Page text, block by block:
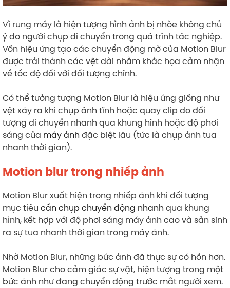
Vì rung máy là hiện tượng hình ảnh bị nhòe không chủ
ý do người chụp di chuyển trong quá trình tác nghiệp.
Vốn hiệu ứng tạo các chuyển động mờ của Motion Blur
được trải thành các vệt dài nhằm khắc họa cảm nhận
về tốc độ đối với đối tượng chính.
Có thể tưởng tượng Motion Blur là hiệu ứng giống như
vệt xảy ra khi chụp ảnh tĩnh hoặc quay clip do đối
tượng di chuyển nhanh qua khung hình hoặc độ phơi
sáng của máy ảnh đặc biệt lâu (tức là chụp ảnh tua
nhanh thời gian).
Motion blur trong nhiếp ảnh
Motion Blur xuất hiện trong nhiếp ảnh khi đối tượng
mục tiêu cần chụp chuyển động nhanh qua khung
hình, kết hợp với độ phơi sáng máy ảnh cao và sản sinh
ra sự tua nhanh thời gian trong máy ảnh.
Nhờ Motion Blur, những bức ảnh đã thực sự có hồn hơn.
Motion Blur cho cảm giác sự vật, hiện tượng trong một
bức ảnh như đang chuyển động trước mắt người xem.